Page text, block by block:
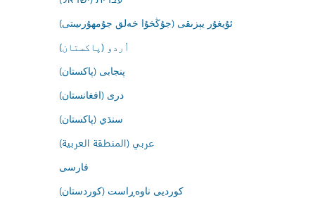
ئۇيغۇر يېزىقى (جۇڭخۇا خەلق جۇمھۇرىيىتى)
اُردو (پاکستان)
پنجابی (پاکستان)
درى (افغانستان)
سنڌي (پاکستان)
عربي (المنطقة العربية)
فارسى
کوردیی ناوەڕاست (کوردستان)